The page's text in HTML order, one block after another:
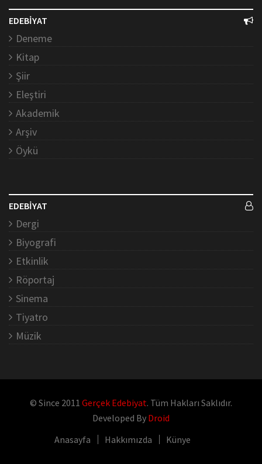
EDEBİYAT
Deneme
Kitap
Şiir
Eleştiri
Akademik
Arşiv
Öykü
EDEBİYAT
Dergi
Biyografi
Etkinlik
Röportaj
Sinema
Tiyatro
Müzik
© Since 2011 Gerçek Edebiyat. Tüm Hakları Saklıdır.
Developed By Droid
Anasayfa
Hakkımızda Künye